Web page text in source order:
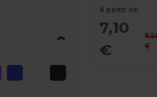
A partir de:
7,10
€
€